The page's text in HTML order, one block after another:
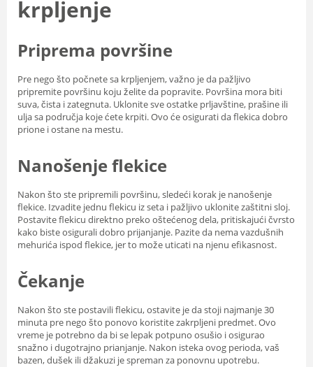
krpljenje
Priprema površine
Pre nego što počnete sa krpljenjem, važno je da pažljivo
pripremite površinu koju želite da popravite. Površina mora biti
suva, čista i zategnuta. Uklonite sve ostatke prljavštine, prašine ili
ulja sa područja koje ćete krpiti. Ovo će osigurati da flekica dobro
prione i ostane na mestu.
Nanošenje flekice
Nakon što ste pripremili površinu, sledeći korak je nanošenje
flekice. Izvadite jednu flekicu iz seta i pažljivo uklonite zaštitni sloj.
Postavite flekicu direktno preko oštećenog dela, pritiskajući čvrsto
kako biste osigurali dobro prijanjanje. Pazite da nema vazdušnih
mehurića ispod flekice, jer to može uticati na njenu efikasnost.
Čekanje
Nakon što ste postavili flekicu, ostavite je da stoji najmanje 30
minuta pre nego što ponovo koristite zakrpljeni predmet. Ovo
vreme je potrebno da bi se lepak potpuno osušio i osigurao
snažno i dugotrajno prianjanje. Nakon isteka ovog perioda, vaš
bazen, dušek ili džakuzi je spreman za ponovnu upotrebu.